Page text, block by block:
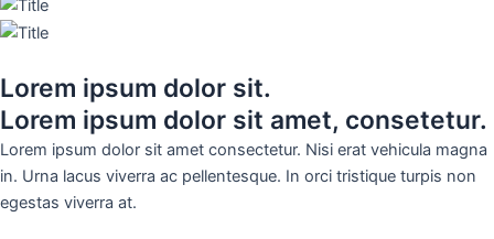
Lorem ipsum dolor sit.
Lorem ipsum dolor sit amet, consetetur.
Lorem ipsum dolor sit amet consectetur. Nisi erat vehicula magna
in. Urna lacus viverra ac pellentesque. In orci tristique turpis non
egestas viverra at.